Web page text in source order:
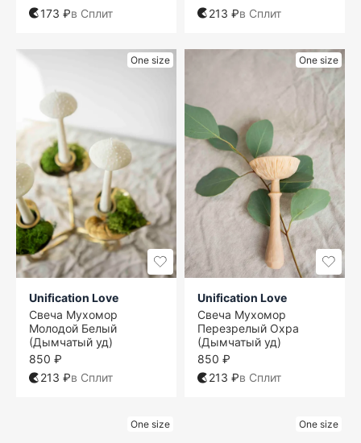
173 ₽в Сплит
213 ₽в Сплит
One size
Unification Love
Свеча Мухомор
Молодой Белый
(Дымчатый уд)
850 ₽
213 ₽в Сплит
One size
Unification Love
Свеча Мухомор
Перезрелый Охра
(Дымчатый уд)
850 ₽
213 ₽в Сплит
One size One size